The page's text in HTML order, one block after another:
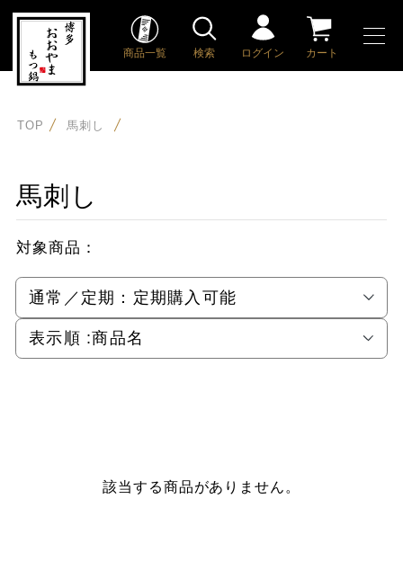
商品一覧 検索 ログイン カート
TOP 馬刺し
馬刺し
対象商品：
通常／定期： 定期購入可能
表示順 :商品名
該当する商品がありません。